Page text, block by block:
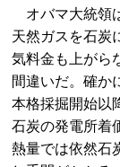
オバマ大統領
天然ガスを石炭
気料金も上がら
間違いだ。確か
本格採掘開始以
石炭の発電所着
熱量では依然石